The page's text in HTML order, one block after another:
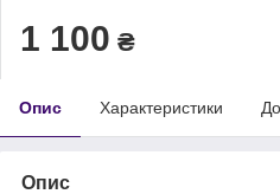
1 100 ₴
Опис Характеристики
Опис